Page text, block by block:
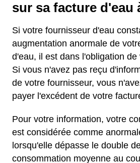
sur sa facture d'eau
Si votre fournisseur d'eau
augmentation anormale de
d'eau, il est dans l'obligation de
Si vous n'avez pas reçu
de votre fournisseur, vous
payer l'excédent de votre
Pour votre information, votre
est considérée comme
lorsqu'elle dépasse le double
consommation moyenne au